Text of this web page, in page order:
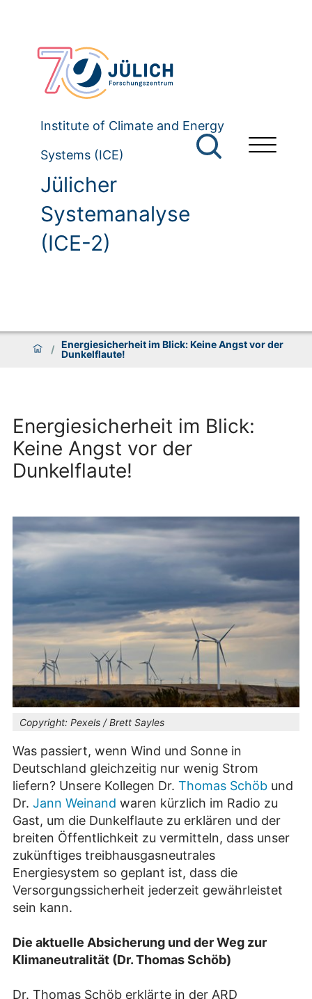
Institute of Climate and Energy
Systems (ICE)
Jülicher
Systemanalyse
(ICE-2)
/ Energiesicherheit im Blick: Keine Angst vor der
Dunkelflaute!
Energiesicherheit im Blick:
Keine Angst vor der
Dunkelflaute!
Copyright: Pexels / Brett Sayles
Was passiert, wenn Wind und Sonne in
Deutschland gleichzeitig nur wenig Strom
liefern? Unsere Kollegen Dr. Thomas Schöb und
Dr. Jann Weinand waren kürzlich im Radio zu
Gast, um die Dunkelflaute zu erklären und der
breiten Öffentlichkeit zu vermitteln, dass unser
zukünftiges treibhausgasneutrales
Energiesystem so geplant ist, dass die
Versorgungssicherheit jederzeit gewährleistet
sein kann.
Die aktuelle Absicherung und der Weg zur
Klimaneutralität (Dr. Thomas Schöb)
Dr. Thomas Schöb erklärte in der ARD